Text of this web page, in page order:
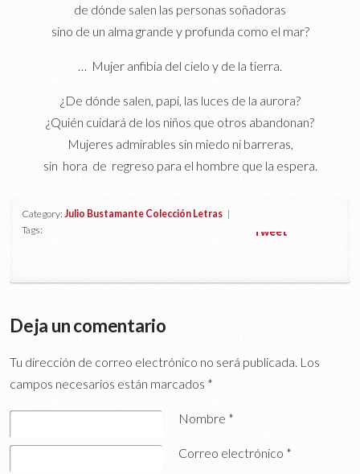
de dónde salen las personas soñadoras
sino de un alma grande y profunda como el mar?
… Mujer anfibia del cielo y de la tierra.
¿De dónde salen, papi, las luces de la aurora?
¿Quién cuidará de los niños que otros abandonan?
Mujeres admirables sin miedo ni barreras,
sin hora de regreso para el hombre que la espera.
Category:Julio Bustamante Colección Letras |
Tags:
Tweet
Deja un comentario
Tu dirección de correo electrónico no será publicada. Los
campos necesarios están marcados *
Nombre *
Correo electrónico *